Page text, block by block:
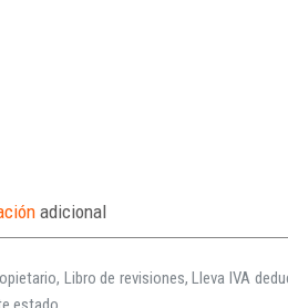
adicional
Libro de revisiones, Lleva IVA